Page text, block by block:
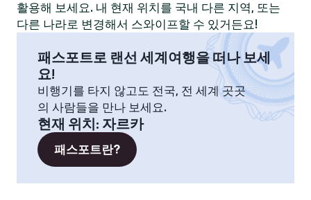
활용해 보세요. 내 현재 위치를 국내 다른 지역, 또는
다른 나라로 변경해서 스와이프할 수 있거든요!
패스포트로 랜선 세계여행을 떠나 보세
요!
비행기를 타지 않고도 전국, 전 세계 곳곳
의 사람들을 만나 보세요.
현재 위치: 자르카
패스포트란?